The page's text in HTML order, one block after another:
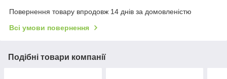
Повернення товару впродовж 14 днів за домовленістю
Всі умови повернення
Подібні товари компанії